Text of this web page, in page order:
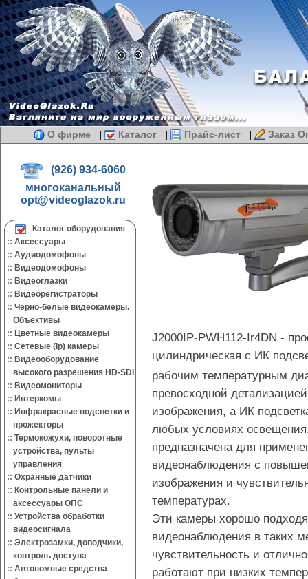
О фирме | Каталог | Прайс-лист | Заказ
(926) 934-6060
многоканальный
opt@videoglazok.ru
Каталог оборудования
:: Аксессуары
:: Аудиодомофоны
:: Видеодомофоны
:: Видеоглазки
:: Видеорегистраторы
:: Черно-белые видеокамеры.
Объективы
:: Цветные видеокамеры
:: Сетевые (ip) камеры
:: Видеооборудование
высокого разрешения HD-SDI
:: Видеомониторы
:: Интеркомы
:: Инфракрасные подсветки и
прожекторы
:: Термокожухи, поворотные
устройства, пульты
управления
:: Охранные датчики
:: Контрольные панели и
аксессуары ОПС
:: Устройства обработки
видеосигнала
:: Электрозамки, доводчики,
контроль доступа
:: Автономные средства
J2000IP-PWH112-Ir4DN -
цилиндрическая с ИК
рабочим температурным
превосходной
изображения, а ИК
любых условиях
предназначена для
видеонаблюдения с
изображения и
температурах.
Эти камеры хорошо
видеонаблюдения в таких
чувствительность и
работают при низких